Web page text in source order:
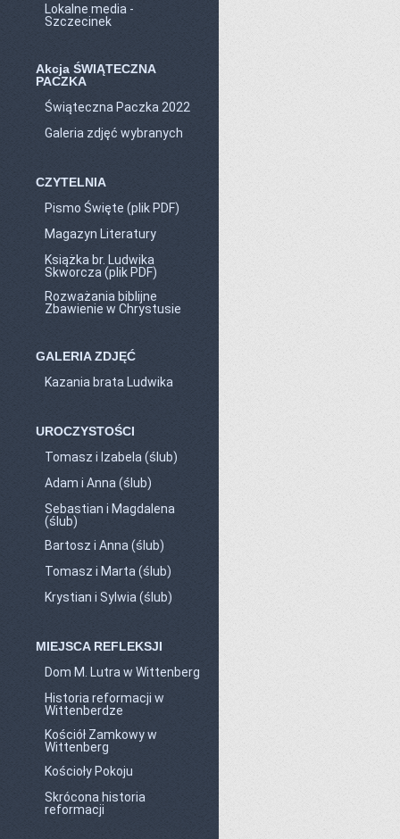
Lokalne media -
Szczecinek
Akcja ŚWIĄTECZNA
PACZKA
Świąteczna Paczka 2022
Galeria zdjęć wybranych
CZYTELNIA
Pismo Święte (plik PDF)
Magazyn Literatury
Książka br. Ludwika
Skworcza (plik PDF)
Rozważania biblijne
Zbawienie w Chrystusie
GALERIA ZDJĘĆ
Kazania brata Ludwika
UROCZYSTOŚCI
Tomasz i Izabela (ślub)
Adam i Anna (ślub)
Sebastian i Magdalena
(ślub)
Bartosz i Anna (ślub)
Tomasz i Marta (ślub)
Krystian i Sylwia (ślub)
MIEJSCA REFLEKSJI
Dom M. Lutra w Wittenberg
Historia reformacji w
Wittenberdze
Kościół Zamkowy w
Wittenberg
Kościoły Pokoju
Skrócona historia
reformacji